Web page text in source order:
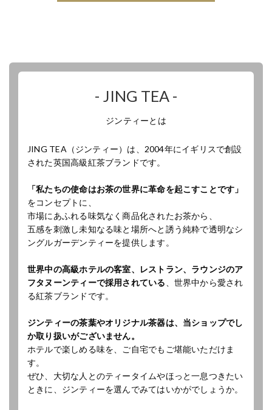
- JING TEA -
ジンティーとは
JING TEA（ジンティー）は、2004年にイギリスで創設
された英国高級紅茶ブランドです。
「私たちの使命はお茶の世界に革命を起こすことです」
をコンセプトに、
市場にあふれる味気なく商品化されたお茶から、
五感を刺激し未知なる味と場所へと誘う純粋で透明なシ
ングルガーデンティーを提供します。
世界中の高級ホテルの客室、レストラン、ラウンジのア
フタヌーンティーで採用されている 、世界中から愛され
る紅茶ブランドです。
ジンティーの茶葉やオリジナル茶器は、当ショップでし
か取り扱いがございません。
ホテルで楽しめる味を、ご自宅でもご堪能いただけま
す。
ぜひ、大切な人とのティータイムやほっと一息つきたい
ときに、ジンティーを選んでみてはいかがでしょうか。